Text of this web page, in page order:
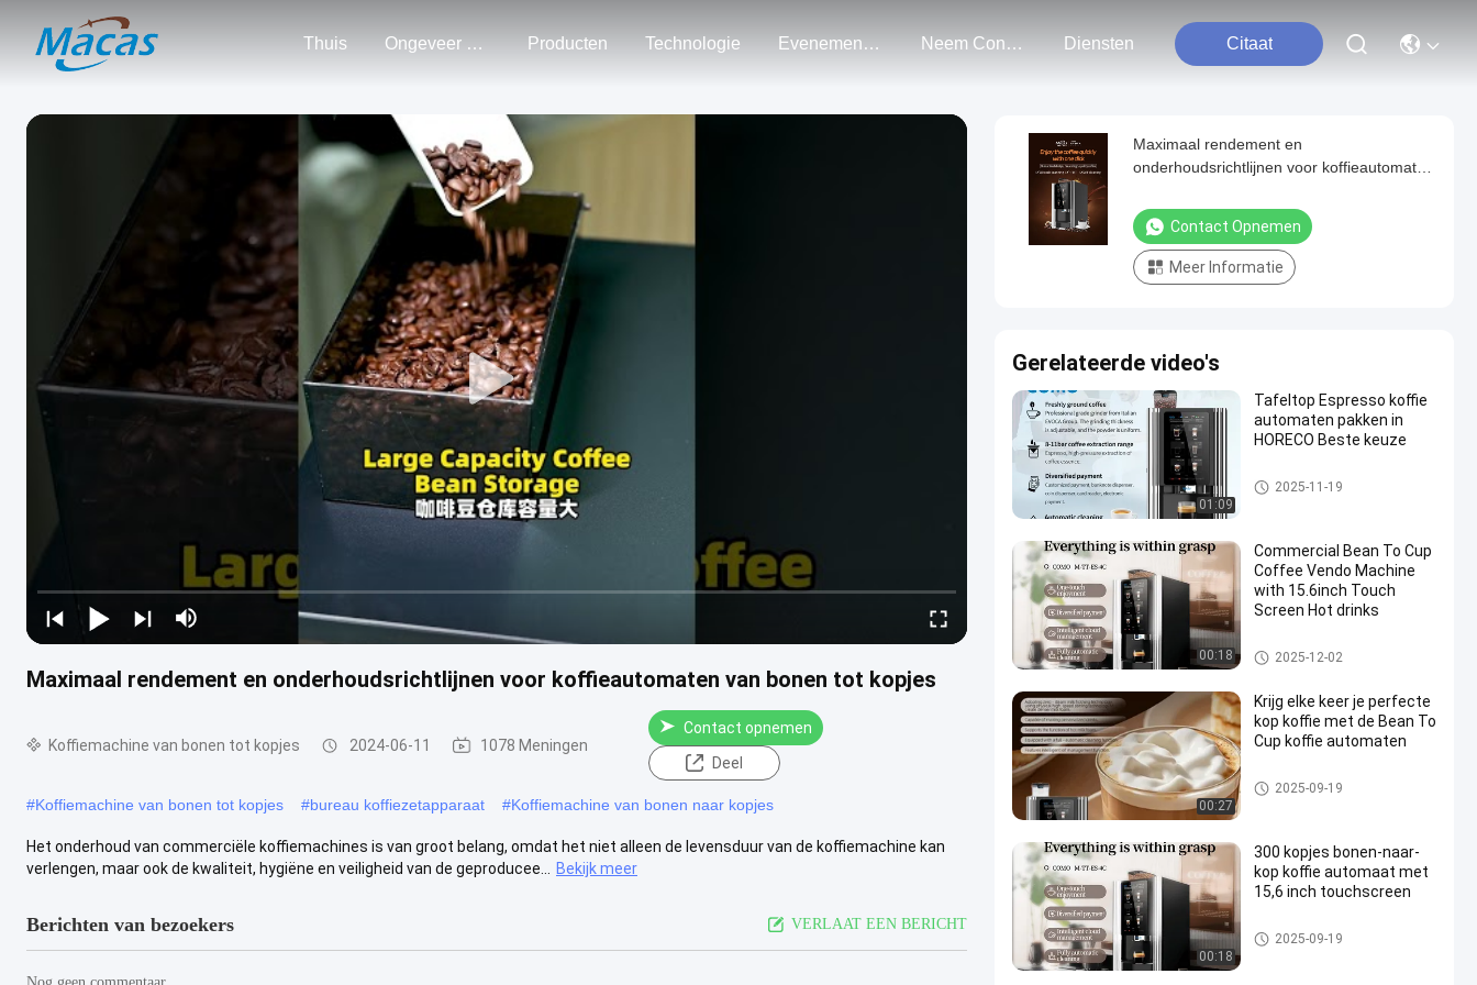
Thuis Ongeveer Ons Producten Technologie Evenementen Neem Contact Met Ons Op Diensten Citaat
Maximaal rendement en onderhoudsrichtlijnen voor koffieautomaten van bonen tot kopjes
Koffiemachine van bonen tot kopjes 2024-06-11 1078 Meningen
Contact opnemen
Deel
#Koffiemachine van bonen tot kopjes #bureau koffiezetapparaat #Koffiemachine van bonen naar kopjes
Het onderhoud van commerciële koffiemachines is van groot belang, omdat het niet alleen de levensduur van de koffiemachine kan
verlengen, maar ook de kwaliteit, hygiëne en veiligheid van de geproducee...
Bekijk meer
Berichten van bezoekers VERLAAT EEN BERICHT
Nog geen commentaar
Maximaal rendement en
onderhoudsrichtlijnen voor koffieautomaten
Contact Opnemen
Meer Informatie
Gerelateerde video's
01:09
Tafeltop Espresso koffie
automaten pakken in
HORECO Beste keuze
Koffiemachine van bonen tot k
opjes
2025-11-19
00:18
Commercial Bean To Cup
Coffee Vendo Machine
with 15.6inch Touch
Screen Hot drinks
Koffiemachine van bonen tot k
opjes
2025-12-02
00:27
Krijg elke keer je perfecte
kop koffie met de Bean To
Cup koffie automaten
Koffiemachine van bonen tot k
opjes
2025-09-19
00:18
300 kopjes bonen-naar-
kop koffie automaat met
15,6 inch touchscreen
Koffiemachine van bonen tot k
opjes
2025-09-19